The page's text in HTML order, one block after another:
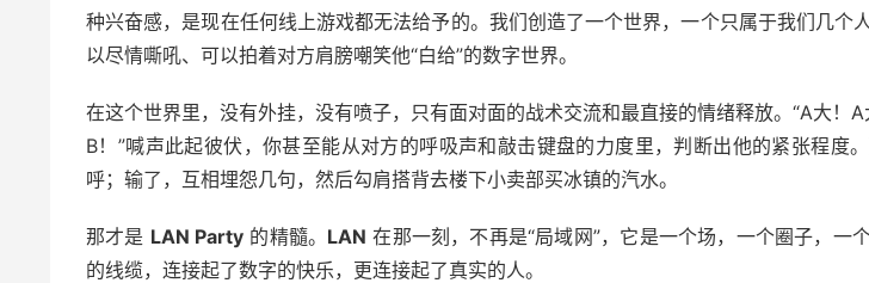
种兴奋感，是现在任何线上游戏都无法给予的。我们创造了一个世界，一个只属于我们几个
以尽情嘶吼、可以拍着对方肩膀嘲笑他“白给”的数字世界。
在这个世界里，没有外挂，没有喷子，只有面对面的战术交流和最直接的情绪释放。“A大！A
B！”喊声此起彼伏，你甚至能从对方的呼吸声和敲击键盘的力度里，判断出他的紧张程度
呼；输了，互相埋怨几句，然后勾肩搭背去楼下小卖部买冰镇的汽水。
那才是 LAN Party 的精髓。 LAN 在那一刻，不再是“局域网”，它是一个场，一个圈子，一
的线缆，连接起了数字的快乐，更连接起了真实的人。